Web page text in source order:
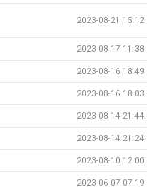
2023-08-21 15:12
2023-08-17 11:38
2023-08-16 18:49
2023-08-16 18:03
2023-08-14 21:44
2023-08-14 21:24
2023-08-10 12:00
2023-06-07 07:19